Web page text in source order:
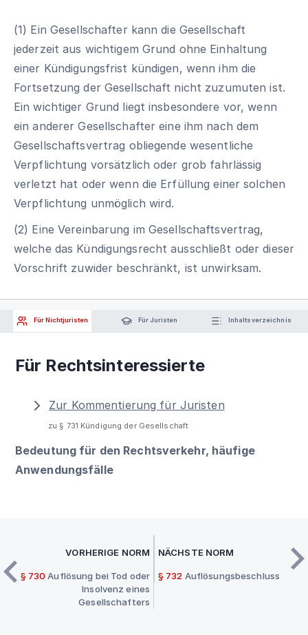
(1) Ein Gesellschafter kann die Gesellschaft
jederzeit aus wichtigem Grund ohne Einhaltung
einer Kündigungsfrist kündigen, wenn ihm die
Fortsetzung der Gesellschaft nicht zuzumuten ist.
Ein wichtiger Grund liegt insbesondere vor, wenn
ein anderer Gesellschafter eine ihm nach dem
Gesellschaftsvertrag obliegende wesentliche
Verpflichtung vorsätzlich oder grob fahrlässig
verletzt hat oder wenn die Erfüllung einer solchen
Verpflichtung unmöglich wird.
(2) Eine Vereinbarung im Gesellschaftsvertrag,
welche das Kündigungsrecht ausschließt oder dieser
Vorschrift zuwider beschränkt, ist unwirksam.
Für Nichtjuristen Für Juristen Inhaltsverzeichnis
Für Rechtsinteressierte
Zur Kommentierung für Juristen
zu § 731 Kündigung der Gesellschaft
Bedeutung für den Rechtsverkehr, häufige
Anwendungsfälle
VORHERIGE NORM
§ 730 Auflösung bei Tod oder
Insolvenz eines
Gesellschafters
NÄCHSTE NORM
§ 732 Auflösungsbeschluss